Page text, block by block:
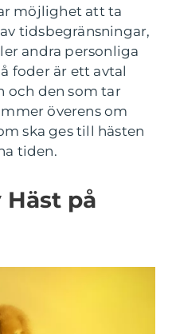
möjlighet att ta
tidsbegränsningar,
andra personliga
foder är ett avtal
och den som tar
överens om
ska ges till hästen
tiden.
Häst på